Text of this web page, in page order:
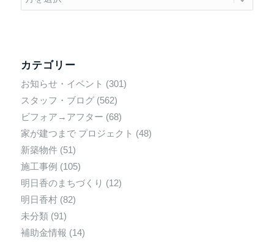
カテゴリー
お知らせ・イベント (301)
スタッフ・ブログ(562)
ビフォア→アフター (68)
家が建つまで プロジェクト (48)
新築物件(51)
施工事例 (105)
明日香のまちづくり (12)
明日香村(82)
未分類(91)
補助金情報 (14)